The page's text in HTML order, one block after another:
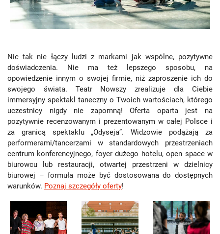
Nic tak nie łączy ludzi z markami jak wspólne, pozytywne
doświadczenia. Nie ma też lepszego sposobu, na
opowiedzenie innym o swojej firmie, niż zaproszenie ich do
swojego świata. Teatr Nowszy zrealizuje dla Ciebie
immersyjny spektakl taneczny o Twoich wartościach, którego
uczestnicy nigdy nie zapomną! Oferta oparta jest na
pozytywnie recenzowanym i prezentowanym w całej Polsce i
za granicą spektaklu „Odyseja”. Widzowie podążają za
performerami/tancerzami w standardowych przestrzeniach
centrum konferencyjnego, foyer dużego hotelu, open space w
biurowcu lub restauracji, otwartej przestrzeni w dzielnicy
biurowej – formuła może być dostosowana do dostępnych
warunków. Poznaj szczegóły oferty!